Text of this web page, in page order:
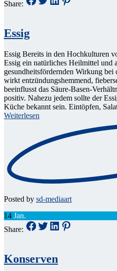
Share:
Essig
Essig Bereits in den Hochkulturen
Essig ein natürliches Heilmittel und
gesundheitsfördernden Wirkung
wirkt entzündungshemmend,
beeinflusst das Säure-Basen-
positiv. Nahezu jedem sollte der
Küche bekannt sein. Eintöpfen,
Weiterlesen
Posted by sd-mediaart
14 Jan.
Share:
Konserven